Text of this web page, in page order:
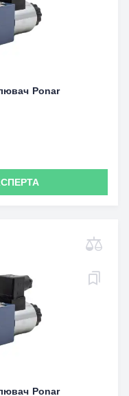
Ponar
Ponar